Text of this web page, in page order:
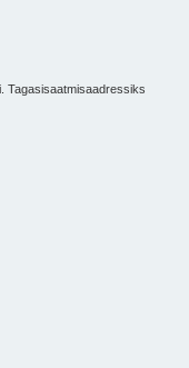
Tagasisaatmisaadressiks